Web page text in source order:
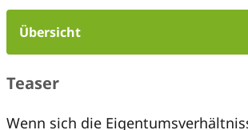
Übersicht
Teaser
Wenn sich die